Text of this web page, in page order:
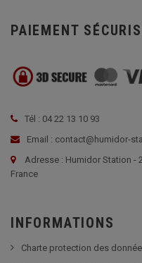
PAIEMENT
Tél : 04 22 13 10 93
Email : contact@humidor-
Adresse : Humidor Station -
France
INFORMATIONS
Charte protection des